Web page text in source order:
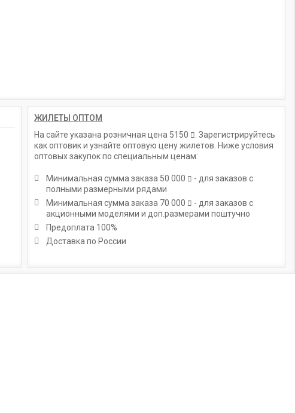
ЖИЛЕТЫ ОПТОМ
На сайте указана розничная цена 5150
. Зарегистрируйтесь
как оптовик и узнайте оптовую цену жилетов. Ниже условия
оптовых закупок по специальным ценам:
Минимальная сумма заказа 50 000
- для заказов с
полными размерными рядами
Минимальная сумма заказа 70 000
- для заказов с
акционными моделями и доп.размерами поштучно
Предоплата 100%
Доставка по России